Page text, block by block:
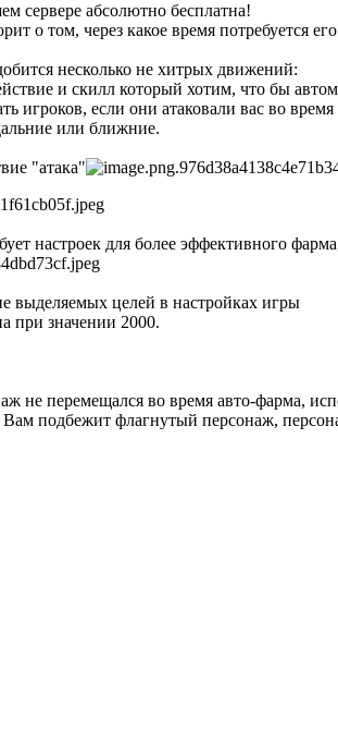
сервере абсолютно бесплатна!
о том, через какое время потребуется
несколько не хитрых движений:
и скилл который хотим, что бы
игроков, если они атаковали вас во
или ближние.
"атака"
настроек для более эффективного
выделяемых целей в настройках игры
при значении 2000.
не перемещался во время авто-фарма,
подбежит флагнутый персонаж,